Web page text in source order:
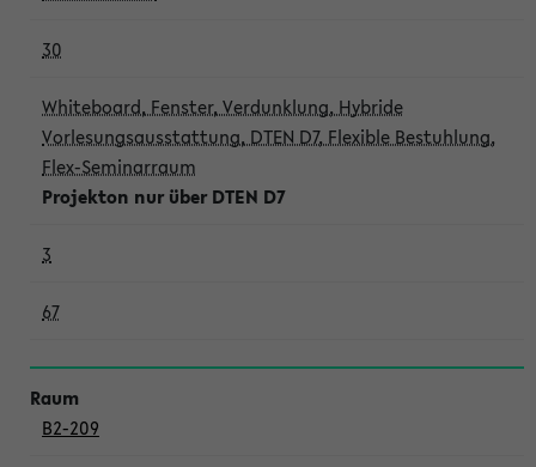
30
Whiteboard, Fenster, Verdunklung, Hybride
Vorlesungsausstattung, DTEN D7, Flexible Bestuhlung,
Flex-Seminarraum
Projekton nur über DTEN D7
3
67
B2-209